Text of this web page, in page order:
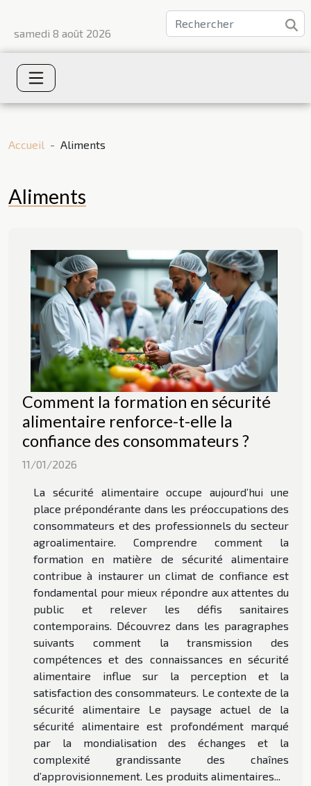
samedi 8 août 2026
Accueil Aliments
Aliments
Comment la formation en sécurité
alimentaire renforce-t-elle la
confiance des consommateurs ?
11/01/2026
La sécurité alimentaire occupe aujourd’hui une
place prépondérante dans les préoccupations des
consommateurs et des professionnels du secteur
agroalimentaire. Comprendre comment la
formation en matière de sécurité alimentaire
contribue à instaurer un climat de confiance est
fondamental pour mieux répondre aux attentes du
public et relever les défis sanitaires
contemporains. Découvrez dans les paragraphes
suivants comment la transmission des
compétences et des connaissances en sécurité
alimentaire influe sur la perception et la
satisfaction des consommateurs. Le contexte de la
sécurité alimentaire Le paysage actuel de la
sécurité alimentaire est profondément marqué
par la mondialisation des échanges et la
complexité grandissante des chaînes
d’approvisionnement. Les produits alimentaires...